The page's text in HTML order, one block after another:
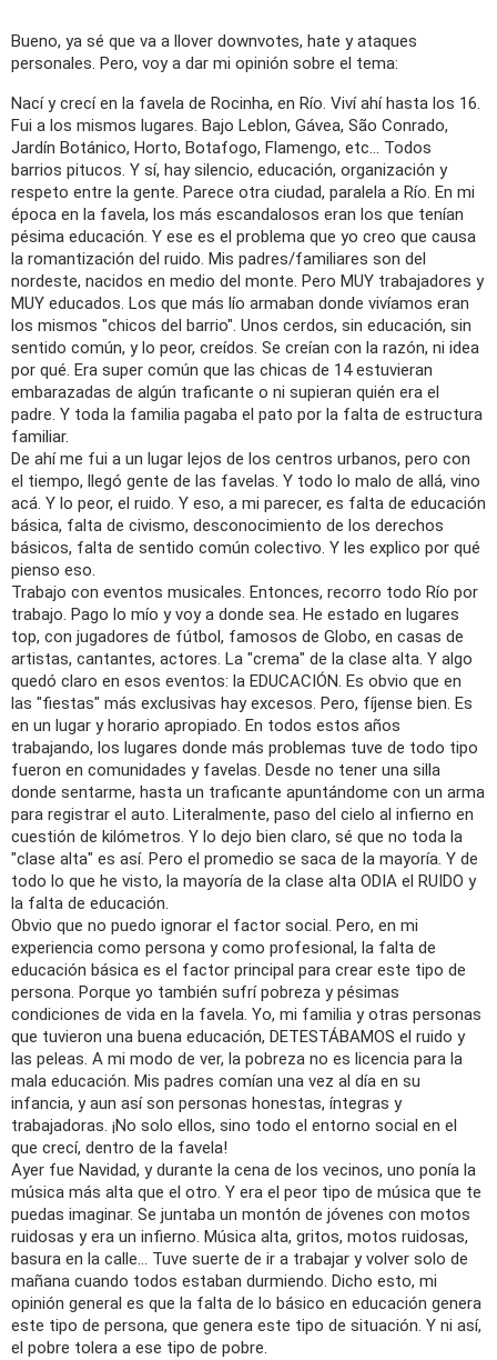
Bueno, ya sé que va a llover downvotes, hate y ataques
personales. Pero, voy a dar mi opinión sobre el tema:
Nací y crecí en la favela de Rocinha, en Río. Viví ahí hasta los 16.
Fui a los mismos lugares. Bajo Leblon, Gávea, São Conrado,
Jardín Botánico, Horto, Botafogo, Flamengo, etc… Todos
barrios pitucos. Y sí, hay silencio, educación, organización y
respeto entre la gente. Parece otra ciudad, paralela a Río. En mi
época en la favela, los más escandalosos eran los que tenían
pésima educación. Y ese es el problema que yo creo que causa
la romantización del ruido. Mis padres/familiares son del
nordeste, nacidos en medio del monte. Pero MUY trabajadores y
MUY educados. Los que más lío armaban donde vivíamos eran
los mismos "chicos del barrio". Unos cerdos, sin educación, sin
sentido común, y lo peor, creídos. Se creían con la razón, ni idea
por qué. Era super común que las chicas de 14 estuvieran
embarazadas de algún traficante o ni supieran quién era el
padre. Y toda la familia pagaba el pato por la falta de estructura
familiar.
De ahí me fui a un lugar lejos de los centros urbanos, pero con
el tiempo, llegó gente de las favelas. Y todo lo malo de allá, vino
acá. Y lo peor, el ruido. Y eso, a mi parecer, es falta de educación
básica, falta de civismo, desconocimiento de los derechos
básicos, falta de sentido común colectivo. Y les explico por qué
pienso eso.
Trabajo con eventos musicales. Entonces, recorro todo Río por
trabajo. Pago lo mío y voy a donde sea. He estado en lugares
top, con jugadores de fútbol, famosos de Globo, en casas de
artistas, cantantes, actores. La "crema" de la clase alta. Y algo
quedó claro en esos eventos: la EDUCACIÓN. Es obvio que en
las "fiestas" más exclusivas hay excesos. Pero, fíjense bien. Es
en un lugar y horario apropiado. En todos estos años
trabajando, los lugares donde más problemas tuve de todo tipo
fueron en comunidades y favelas. Desde no tener una silla
donde sentarme, hasta un traficante apuntándome con un arma
para registrar el auto. Literalmente, paso del cielo al infierno en
cuestión de kilómetros. Y lo dejo bien claro, sé que no toda la
"clase alta" es así. Pero el promedio se saca de la mayoría. Y de
todo lo que he visto, la mayoría de la clase alta ODIA el RUIDO y
la falta de educación.
Obvio que no puedo ignorar el factor social. Pero, en mi
experiencia como persona y como profesional, la falta de
educación básica es el factor principal para crear este tipo de
persona. Porque yo también sufrí pobreza y pésimas
condiciones de vida en la favela. Yo, mi familia y otras personas
que tuvieron una buena educación, DETESTÁBAMOS el ruido y
las peleas. A mi modo de ver, la pobreza no es licencia para la
mala educación. Mis padres comían una vez al día en su
infancia, y aun así son personas honestas, íntegras y
trabajadoras. ¡No solo ellos, sino todo el entorno social en el
que crecí, dentro de la favela!
Ayer fue Navidad, y durante la cena de los vecinos, uno ponía la
música más alta que el otro. Y era el peor tipo de música que te
puedas imaginar. Se juntaba un montón de jóvenes con motos
ruidosas y era un infierno. Música alta, gritos, motos ruidosas,
basura en la calle… Tuve suerte de ir a trabajar y volver solo de
mañana cuando todos estaban durmiendo. Dicho esto, mi
opinión general es que la falta de lo básico en educación genera
este tipo de persona, que genera este tipo de situación. Y ni así,
el pobre tolera a ese tipo de pobre.